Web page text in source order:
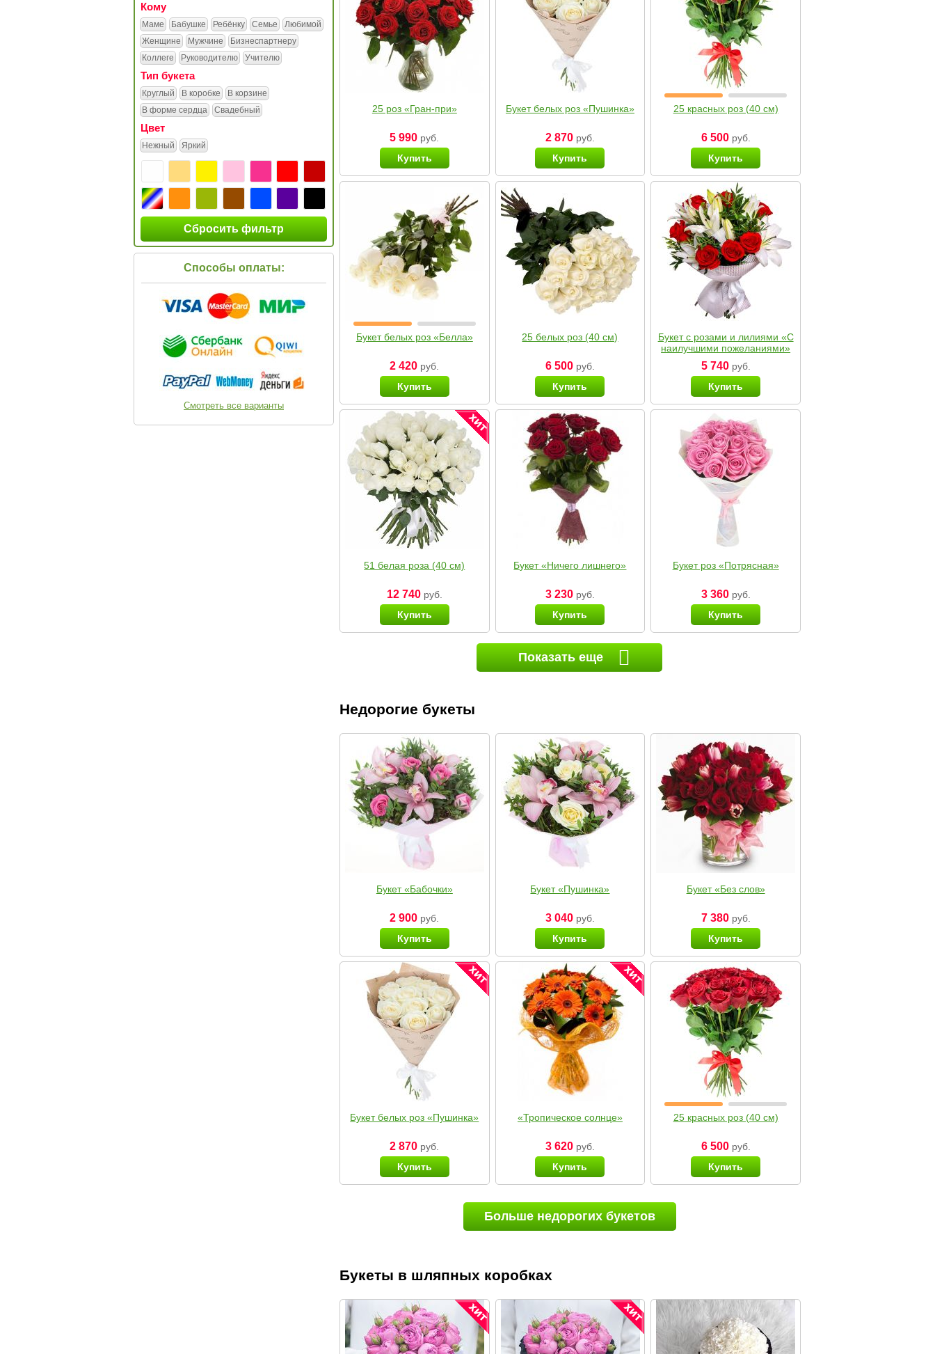
Кому
Маме Бабушке Ребёнку Семье
Любимой
Женщине
Мужчине
Бизнеспартнеру
Коллеге
Руководителю Учителю
Тип букета
Круглый В коробке
В корзине
В форме сердца
Свадебный
Цвет
Нежный Яркий
Сбросить фильтр
Способы оплаты:
Смотреть все варианты
25 роз «Гран-при»
5 990 руб.
Купить
Букет белых роз «Пушинка»
2 870руб.
Купить
25 красных роз (40 см)
6 500руб.
Купить
Букет белых роз «Белла»
2 420 руб.
Купить
25 белых роз (40 см)
6 500руб.
Купить
Букет с розами и лилиями «С
наилучшими пожеланиями»
5 740руб.
Купить
51 белая роза (40 см)
12 740руб.
Купить
Букет «Ничего лишнего»
3 230руб.
Купить
Букет роз «Потрясная»
3 360руб.
Купить
Показать еще
Недорогие букеты
Букет «Бабочки»
2 900 руб.
Купить
Букет «Пушинка»
3 040руб.
Купить
Букет «Без слов»
7 380руб.
Купить
Букет белых роз «Пушинка»
2 870 руб.
Купить
«Тропическое солнце»
3 620руб.
Купить
25 красных роз (40 см)
6 500руб.
Купить
Больше недорогих букетов
Букеты в шляпных коробках